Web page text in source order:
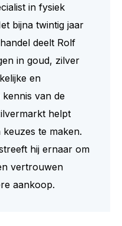
in fysiek
bijna twintig jaar
deelt Rolf
in goud, zilver
en
van de
helpt
te maken.
hij ernaar om
vertrouwen
aankoop.